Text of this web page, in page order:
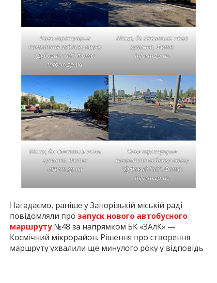
Нове тротуарне
покриття поблизу парку
“Дубовий Гай”. Фото:
Inform.zp.ua
Місце, де з’явиться нова
зупинка. Фото:
Inform.zp.ua
Місце, де з’явиться нова
зупинка. Фото:
Inform.zp.ua
Нове тротуарне
покриття поблизу парку
“Дубовий Гай”. Фото:
Inform.zp.ua
Нагадаємо, раніше у Запорізькій міській раді
повідомляли про запуск нового автобусного
маршруту№48 за напрямком БК «ЗАлК» —
Космічний мікрорайон. Рішення про створення
маршруту ухвалили ще минулого року у відповідь